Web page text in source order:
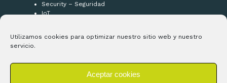
Utilizamos cookies para optimizar nuestro sitio web y nuestro
servicio.
Aceptar cookies
Security – Seguridad
IoT
¡Síguenos!